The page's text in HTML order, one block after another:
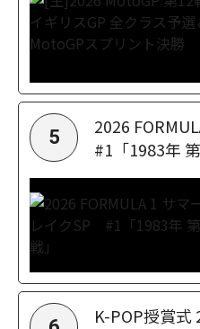
5
2026
#1「1983年 第
K-POP授賞式